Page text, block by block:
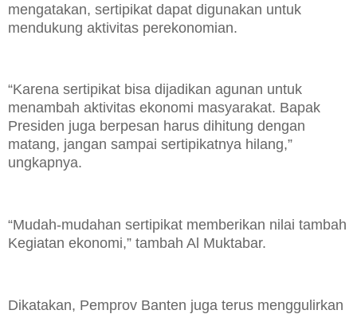
mengatakan, sertipikat dapat digunakan untuk
mendukung aktivitas perekonomian.
“Karena sertipikat bisa dijadikan agunan untuk
menambah aktivitas ekonomi masyarakat. Bapak
Presiden juga berpesan harus dihitung dengan
matang, jangan sampai sertipikatnya hilang,”
ungkapnya.
“Mudah-mudahan sertipikat memberikan nilai tambah
Kegiatan ekonomi,” tambah Al Muktabar.
Dikatakan, Pemprov Banten juga terus menggulirkan